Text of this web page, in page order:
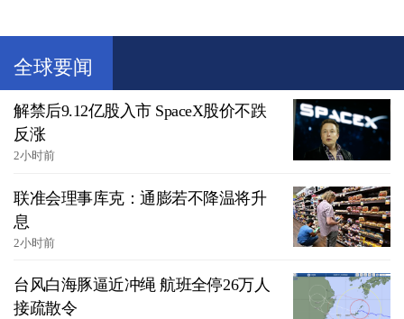
全球要闻
解禁后9.12亿股入市 SpaceX股价不跌
反涨
2小时前
联准会理事库克：通膨若不降温将升
息
2小时前
台风白海豚逼近冲绳 航班全停26万人
接疏散令